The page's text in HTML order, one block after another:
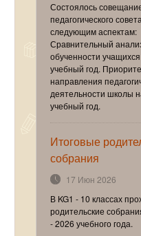
Состоялось
педагогического
следующим аспектам:
Сравнительный
обученности
учебный год.
направления
деятельности школы
учебный год.
Итоговые
собрания
17 Июн 2026
В KG1 - 10 классах
родительские
- 2026 учебного года.